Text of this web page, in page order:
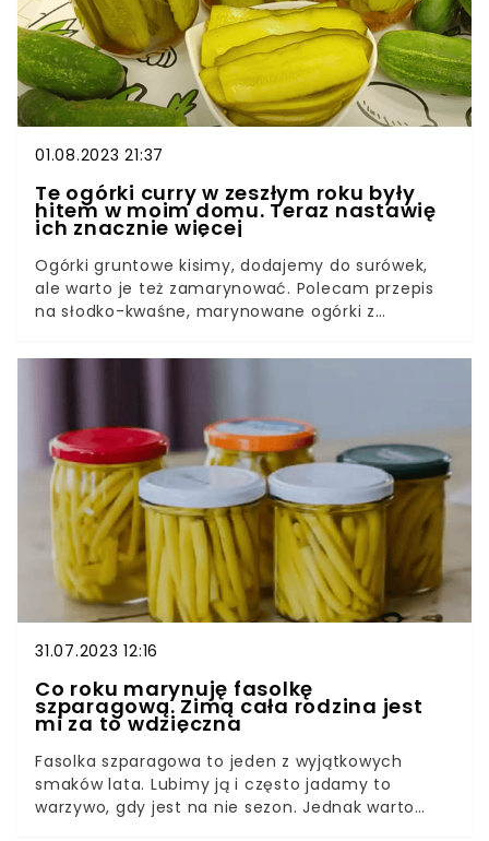
01.08.2023 21:37
Te ogórki curry w zeszłym roku były
hitem w moim domu. Teraz nastawię
ich znacznie więcej
Ogórki gruntowe kisimy, dodajemy do surówek,
ale warto je też zamarynować. Polecam przepis
na słodko-kwaśne, marynowane ogórki z
w mojej rodzinie. Te przetwory są świetnym
dodatkiem do dań obiadowych i kanapek i znikają
31.07.2023 12:16
Co roku marynuję fasolkę
szparagową. Zimą cała rodzina jest
mi za to wdzięczna
Fasolka szparagowa to jeden z wyjątkowych
smaków lata. Lubimy ją i często jadamy to
warzywo, gdy jest na nie sezon. Jednak warto